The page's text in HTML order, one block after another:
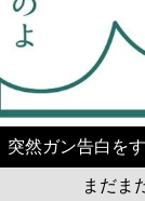
突然ガン告白を
まだま